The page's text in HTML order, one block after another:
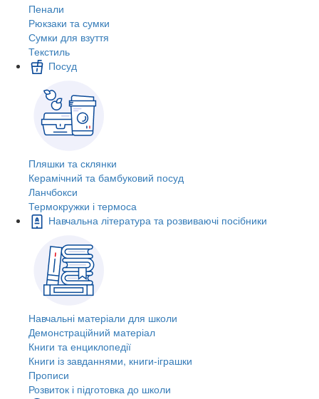
Пенали
Рюкзаки та сумки
Сумки для взуття
Текстиль
Посуд
Пляшки та склянки
Керамічний та бамбуковий посуд
Ланчбокси
Термокружки і термоса
Навчальна література та розвиваючі посібники
Навчальні матеріали для школи
Демонстраційний матеріал
Книги та енциклопедії
Книги із завданнями, книги-іграшки
Прописи
Розвиток і підготовка до школи